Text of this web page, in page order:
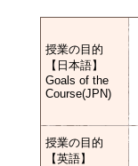
授業の目的
【日本語】
Goals of the
Course(JPN)
授業の目的
【英語】